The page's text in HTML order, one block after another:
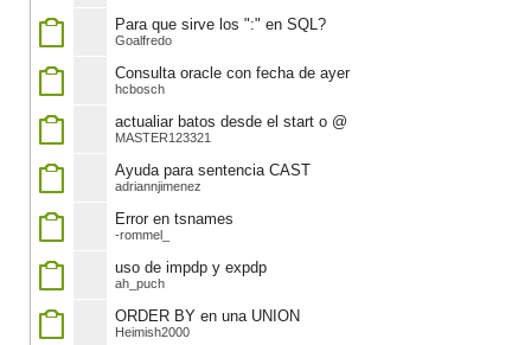
Para que sirve los ":" en SQL?
Goalfredo
Consulta oracle con fecha de ayer
hcbosch
actualiar batos desde el start o @
MASTER123321
Ayuda para sentencia CAST
adriannjimenez
Error en tsnames
-rommel_
uso de impdp y expdp
ah_puch
ORDER BY en una UNION
Heimish2000